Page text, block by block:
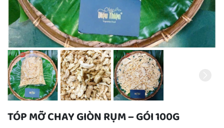
TÓP MỠ CHAY GIÒN RỤM – GÓI 100G